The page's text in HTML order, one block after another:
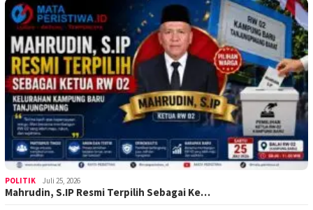
POLITIK Juli 25, 2026
Mahrudin, S.IP Resmi Terpilih Sebagai Ke…